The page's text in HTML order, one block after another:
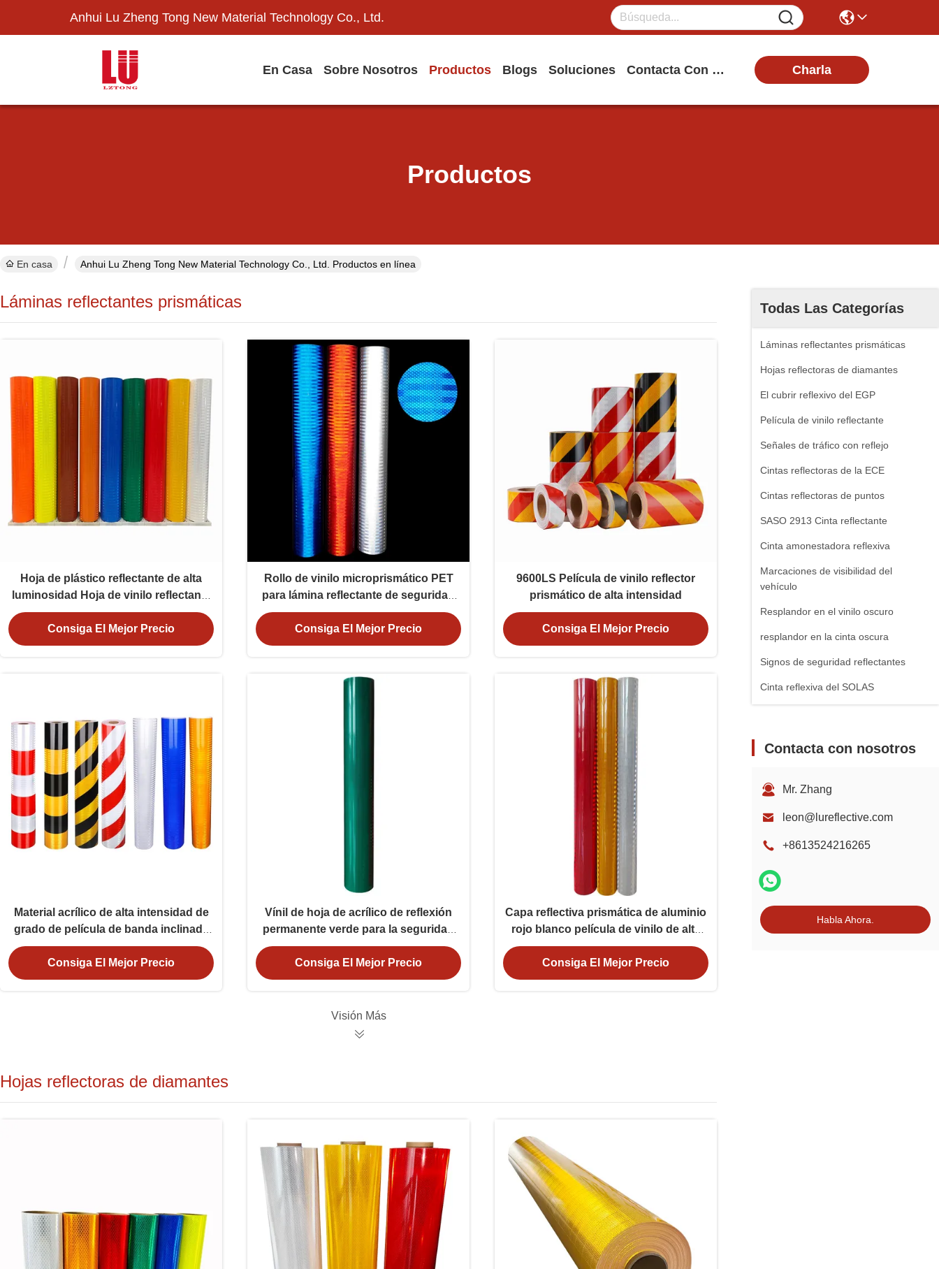
Anhui Lu Zheng Tong New Material Technology Co., Ltd.
En Casa Sobre Nosotros Productos Blogs Soluciones Contacta Con Nosotros Charla
Productos
En casa Anhui Lu Zheng Tong New Material Technology Co., Ltd. Productos en línea
Todas Las Categorías
Láminas reflectantes prismáticas
Hojas reflectoras de diamantes
El cubrir reflexivo del EGP
Película de vinilo reflectante
Señales de tráfico con reflejo
Cintas reflectoras de la ECE
Cintas reflectoras de puntos
SASO 2913 Cinta reflectante
Cinta amonestadora reflexiva
Marcaciones de visibilidad del
vehículo
Resplandor en el vinilo oscuro
resplandor en la cinta oscura
Signos de seguridad reflectantes
Cinta reflexiva del SOLAS
Contacta con nosotros
Mr. Zhang
leon@lureflective.com
+8613524216265
Habla Ahora.
Láminas reflectantes prismáticas
Hoja de plástico reflectante de alta
luminosidad Hoja de vinilo reflectante
EGP prismático
Consiga El Mejor Precio
Rollo de vinilo microprismático PET
para lámina reflectante de seguridad
vial
Consiga El Mejor Precio
9600LS Película de vinilo reflector
prismático de alta intensidad
Consiga El Mejor Precio
Material acrílico de alta intensidad de
grado de película de banda inclinada
reflectante 9300s para pegatinas de
vehículos
Consiga El Mejor Precio
Vínil de hoja de acrílico de reflexión
permanente verde para la seguridad
vial
Consiga El Mejor Precio
Capa reflectiva prismática de aluminio
rojo blanco película de vinilo de alta
intensidad
Consiga El Mejor Precio
Visión Más
Hojas reflectoras de diamantes